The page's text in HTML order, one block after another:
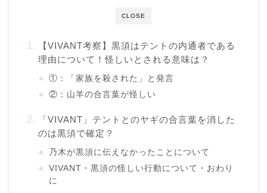
CLOSE
【VIVANT考察】黒須はテントの内通者である
理由について！怪しいとされる意味は？
①：「家族を殺された」と発言
②：山羊の合言葉が怪しい
「VIVANT」テントとのヤギの合言葉を消した
のは黒須で確定？
乃木が黒須に伝えなかったことについて
VIVANT・黒須の怪しい行動について・おわり
に